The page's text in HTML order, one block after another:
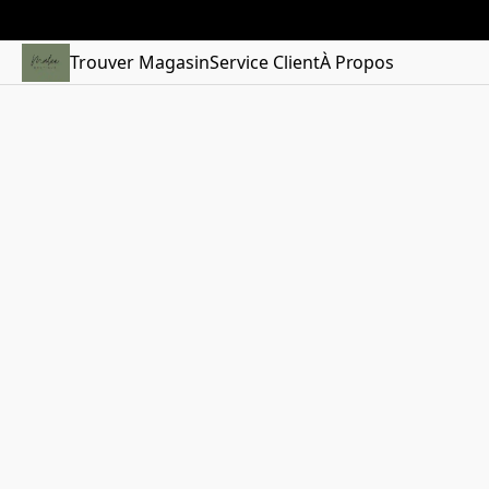
Trouver MagasinService ClientÀ Propos